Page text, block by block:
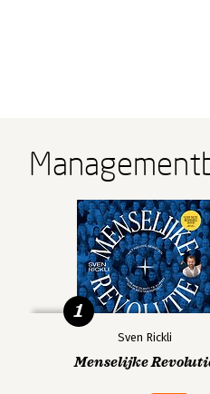
Sven Rickli
Menselijke
1